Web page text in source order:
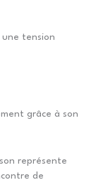
tension
grâce à son
représente
de